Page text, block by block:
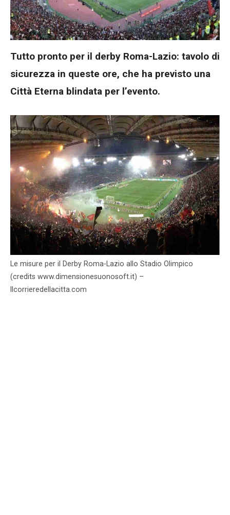
Tutto pronto per il derby Roma-Lazio: tavolo di
sicurezza in queste ore, che ha previsto una
Città Eterna blindata per l’evento.
Le misure per il Derby Roma-Lazio allo Stadio Olimpico
(credits www.dimensionesuonosoft.it) –
Ilcorrieredellacitta.com